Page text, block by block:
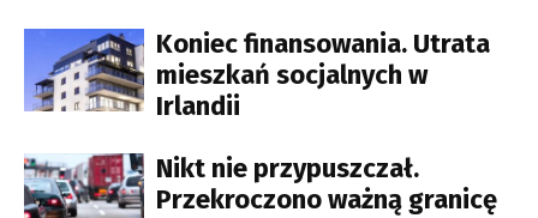
Koniec finansowania. Utrata
mieszkań socjalnych w
Irlandii
Nikt nie przypuszczał.
Przekroczono ważną granicę